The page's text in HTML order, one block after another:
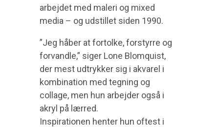
arbejdet med maleri og mixed
media – og udstillet siden 1990.
”Jeg håber at fortolke, forstyrre og
forvandle,” siger Lone Blomquist,
der mest udtrykker sig i akvarel i
kombination med tegning og
collage, men hun arbejder også i
akryl på lærred.
Inspirationen henter hun oftest i